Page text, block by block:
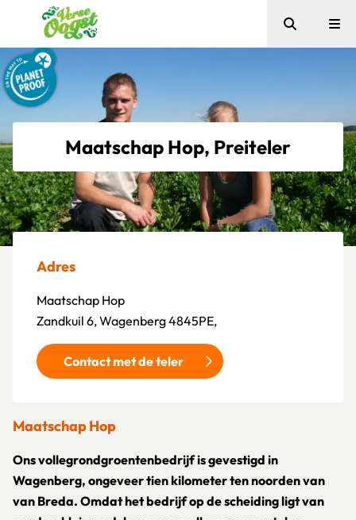
Verse Oogst
Zoeken
Maatschap Hop, Preiteler
Adres
Maatschap Hop
Zandkuil 6, Wagenberg 4845PE,
Contact met de teler
Maatschap Hop
Ons vollegrondgroentenbedrijf is gevestigd in
Wagenberg, ongeveer tien kilometer ten noorden van
van Breda. Omdat het bedrijf op de scheiding ligt van